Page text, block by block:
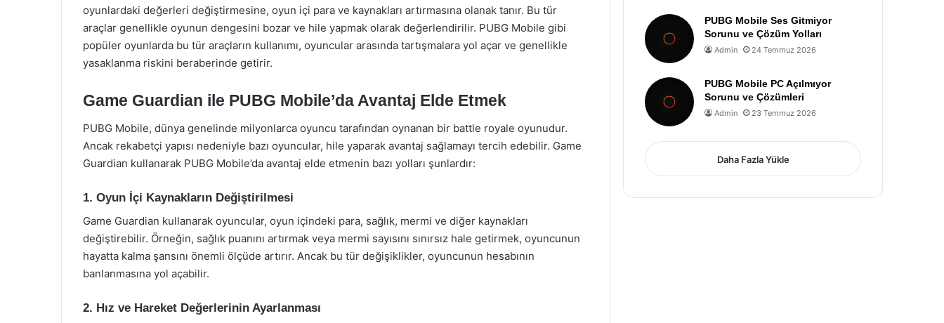
oyunlardaki değerleri değiştirmesine, oyun içi para ve kaynakları artırmasına olanak tanır. Bu tür
araçlar genellikle oyunun dengesini bozar ve hile yapmak olarak değerlendirilir. PUBG Mobile gibi
popüler oyunlarda bu tür araçların kullanımı, oyuncular arasında tartışmalara yol açar ve genellikle
yasaklanma riskini beraberinde getirir.
Game Guardian ile PUBG Mobile’da Avantaj Elde Etmek
PUBG Mobile, dünya genelinde milyonlarca oyuncu tarafından oynanan bir battle royale oyunudur.
Ancak rekabetçi yapısı nedeniyle bazı oyuncular, hile yaparak avantaj sağlamayı tercih edebilir. Game
Guardian kullanarak PUBG Mobile’da avantaj elde etmenin bazı yolları şunlardır:
1. Oyun İçi Kaynakların Değiştirilmesi
Game Guardian kullanarak oyuncular, oyun içindeki para, sağlık, mermi ve diğer kaynakları
değiştirebilir. Örneğin, sağlık puanını artırmak veya mermi sayısını sınırsız hale getirmek, oyuncunun
hayatta kalma şansını önemli ölçüde artırır. Ancak bu tür değişiklikler, oyuncunun hesabının
banlanmasına yol açabilir.
2. Hız ve Hareket Değerlerinin Ayarlanması
PUBG Mobile Ses Gitmiyor
Sorunu ve Çözüm Yolları
Admin 24 Temmuz 2026
PUBG Mobile PC Açılmıyor
Sorunu ve Çözümleri
Admin 23 Temmuz 2026
Daha Fazla Yükle